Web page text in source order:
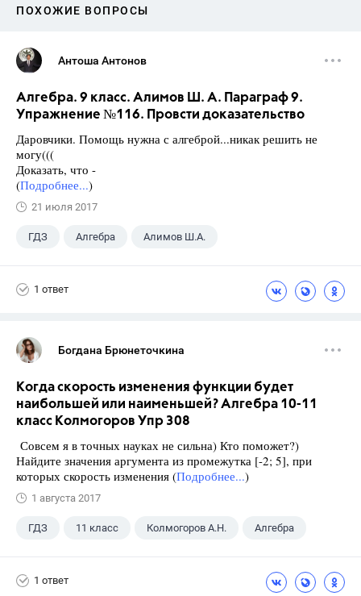
ПОХОЖИЕ ВОПРОСЫ
Антоша Антонов
Алгебра. 9 класс. Алимов Ш. А. Параграф 9.
Упражнение №116. Провсти доказательство
Даровчики. Помощь нужна с алгеброй...никак решить не
могу(((
Доказать, что -
(Подробнее...)
21 июля 2017
ГДЗ Алгебра Алимов Ш.А.
1 ответ
Богдана Брюнеточкина
Когда скорость изменения функции будет
наибольшей или наименьшей? Алгебра 10-11
класс Колмогоров Упр 308
Совсем я в точных науках не сильна) Кто поможет?)
Найдите значения аргумента из промежутка [-2; 5], при
которых скорость изменения (Подробнее...)
1 августа 2017
ГДЗ 11 класс Колмогоров А.Н. Алгебра
1 ответ